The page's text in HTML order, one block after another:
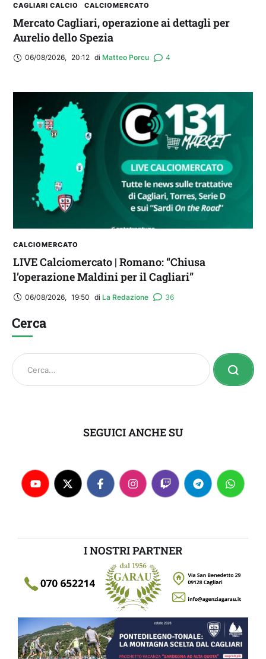
CAGLIARI CALCIO CALCIOMERCATO
Mercato Cagliari, operazione ai dettagli per
Aurelio dello Spezia
06/08/2026, 20:12 di Matteo Porcu 4
CALCIOMERCATO
LIVE Calciomercato | Romano: “Chiusa
l’operazione Maldini per il Cagliari”
06/08/2026, 19:50 di La Redazione 36
Cerca
SEGUICI ANCHE SU
I NOSTRI PARTNER